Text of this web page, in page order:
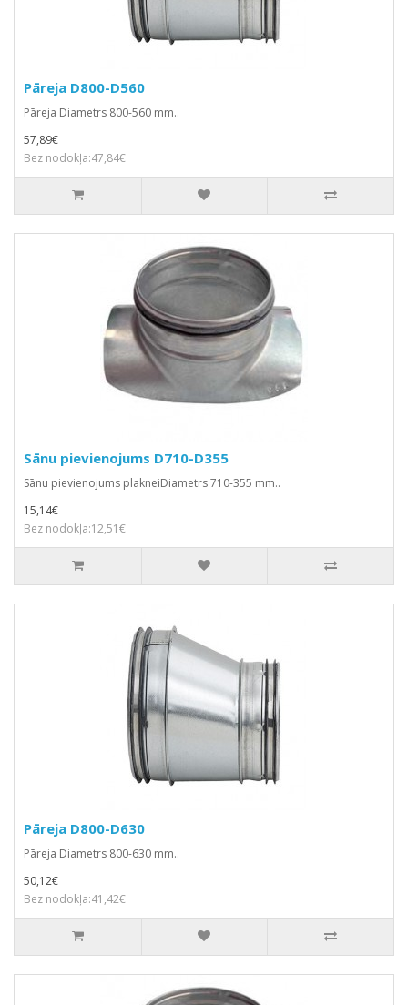
Pāreja D800-D560
Pāreja Diametrs 800-560 mm..
57,89€
Bez nodokļa:47,84€
Sānu pievienojums D710-D355
Sānu pievienojums plakneiDiametrs 710-355 mm..
15,14€
Bez nodokļa:12,51€
Pāreja D800-D630
Pāreja Diametrs 800-630 mm..
50,12€
Bez nodokļa:41,42€